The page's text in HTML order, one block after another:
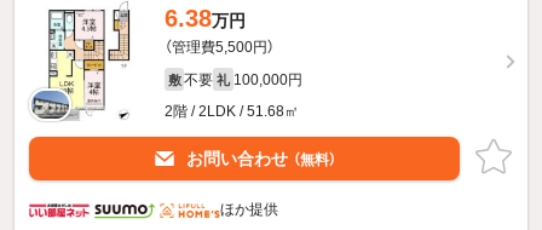
6.38万円
（管理費5,500円）
敷 不要 礼 100,000円
2階 / 2LDK / 51.68㎡
お問い合わせ （無料）
ほか提供